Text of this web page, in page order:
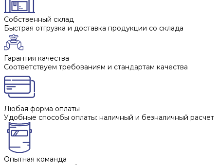
Собственный склад
Быстрая отгрузка и доставка продукции со склада
Гарантия качества
Соответствуем требованиям и стандартам качества
Любая форма оплаты
Удобные способы оплаты: наличный и безналичный расчет
Опытная команда